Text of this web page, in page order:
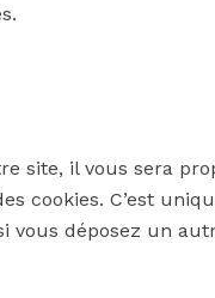
site, il vous sera
cookies. C’est
vous déposez un